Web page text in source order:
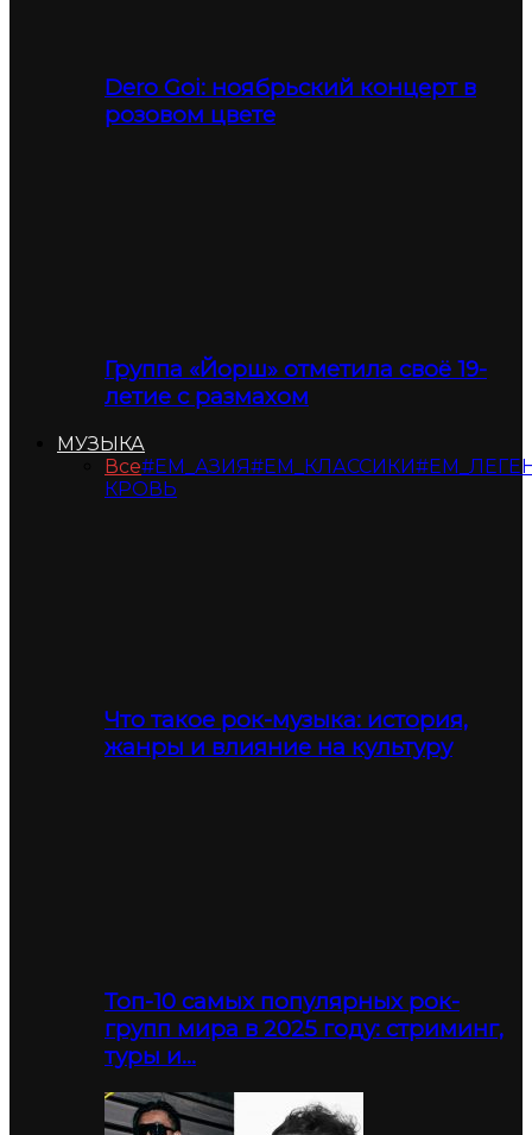
Dero Goi: ноябрьский концерт в
розовом цвете
Группа «Йорш» отметила своё 19-
летие с размахом
МУЗЫКА
Все#ЕМ_АЗИЯ#ЕМ_КЛАССИКИ
КРОВЬ
Что такое рок-музыка: история,
жанры и влияние на культуру
Топ-10 самых популярных рок-
групп мира в 2025 году: стриминг,
туры и…